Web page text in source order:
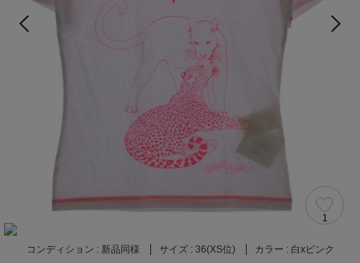
1
コンディション : 新品同様 サイズ : 36(XS位) カラー : 白xピンク